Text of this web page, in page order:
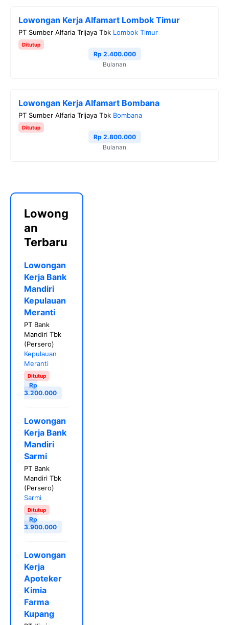
Lowongan Kerja Alfamart Lombok Timur
PT Sumber Alfaria Trijaya Tbk Lombok Timur
Ditutup
Rp 2.400.000
Bulanan
Lowongan Kerja Alfamart Bombana
PT Sumber Alfaria Trijaya Tbk Bombana
Ditutup
Rp 2.800.000
Bulanan
Lowong
an
Terbaru
Lowongan
Kerja Bank
Mandiri
Kepulauan
Meranti
PT Bank
Mandiri Tbk
(Persero)
Kepulauan
Meranti
Ditutup
Rp
3.200.000
Lowongan
Kerja Bank
Mandiri
Sarmi
PT Bank
Mandiri Tbk
(Persero)
Sarmi
Ditutup
Rp
3.900.000
Lowongan
Kerja
Apoteker
Kimia
Farma
Kupang